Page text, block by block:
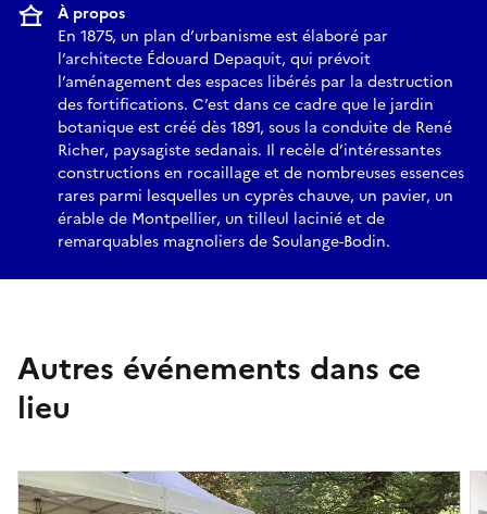
À propos
En 1875, un plan d’urbanisme est élaboré par
l’architecte Édouard Depaquit, qui prévoit
l’aménagement des espaces libérés par la destruction
des fortifications. C’est dans ce cadre que le jardin
botanique est créé dès 1891, sous la conduite de René
Richer, paysagiste sedanais. Il recèle d’intéressantes
constructions en rocaillage et de nombreuses essences
rares parmi lesquelles un cyprès chauve, un pavier, un
érable de Montpellier, un tilleul lacinié et de
remarquables magnoliers de Soulange-Bodin.
Autres événements dans ce
lieu